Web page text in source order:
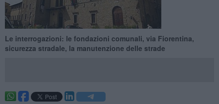
Le interrogazioni: le fondazioni comunali, via Fiorentina,
sicurezza stradale, la manutenzione delle strade